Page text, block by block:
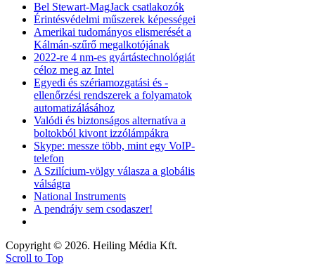
Bel Stewart-MagJack csatlakozók
Érintésvédelmi műszerek képességei
Amerikai tudományos elismerését a
Kálmán-szűrő megalkotójának
2022-re 4 nm-es gyártástechnológiát
céloz meg az Intel
Egyedi és szériamozgatási és -
ellenőrzési rendszerek a folyamatok
automatizálásához
Valódi és biztonságos alternatíva a
boltokból kivont izzólámpákra
Skype: messze több, mint egy VoIP-
telefon
A Szilícium-völgy válasza a globális
válságra
National Instruments
A pendrájv sem csodaszer!
Copyright © 2026. Heiling Média Kft.
Scroll to Top